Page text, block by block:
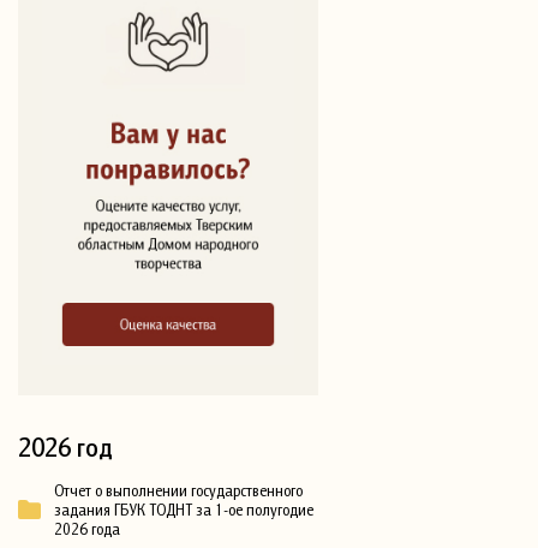
2026 год
Отчет о выполнении государственного
задания ГБУК ТОДНТ за 1-ое полугодие
2026 года